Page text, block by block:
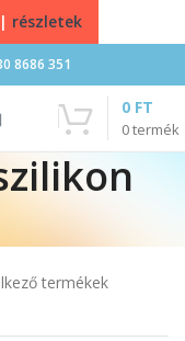
8686 351
0termék
0 FT
termékek
részletek